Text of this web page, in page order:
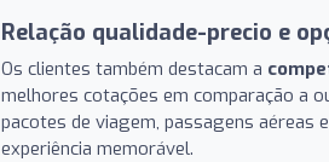
Relação qualidade-precio e
Os clientes também destacam a
melhores cotações em comparação a
pacotes de viagem, passagens aéreas
experiência memorável.